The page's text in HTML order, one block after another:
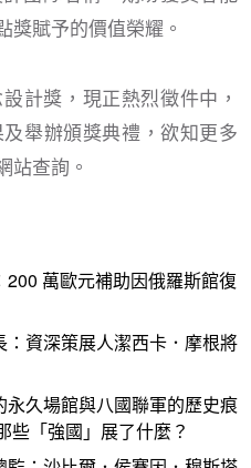
獎賦予的價值榮耀。
計獎，現正熱烈徵件中，
舉辦頒獎典禮，欲知更多
站查詢。
萬歐元補助因俄羅斯館復
資深策展人潔西卡．摩根將
永久場館與八國聯軍的歷史痕
些「強國」展了什麼？